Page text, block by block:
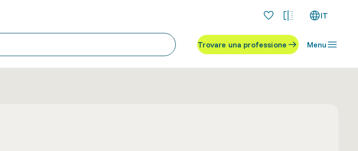
IT
Trovare una professione Menu